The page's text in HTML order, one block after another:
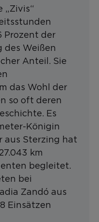
„Zivis“
Prozent der
des Weißen
Anteil. Sie
das Wohl der
so oft deren
Es
Königin
aus Sterzing hat
km
begleitet.
bei
Zandó aus
Einsätzen